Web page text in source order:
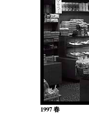
1997 春